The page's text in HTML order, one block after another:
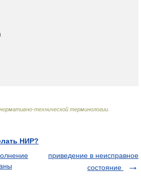
технической терминологии
НИР?
приведение в неисправное
состояние